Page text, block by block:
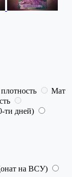
Мат
ти дней)
на ВСУ)